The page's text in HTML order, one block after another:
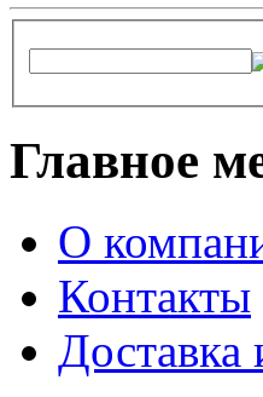
Главное
О
Контакты
Доставка